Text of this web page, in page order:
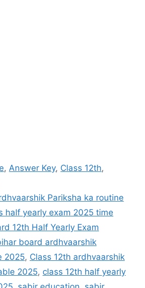
, Answer Key, Class 12th,
Pariksha ka routine
half yearly exam 2025 time
12th Half Yearly Exam
board ardhvaarshik
2025, Class 12th ardhvaarshik
2025, class 12th half yearly